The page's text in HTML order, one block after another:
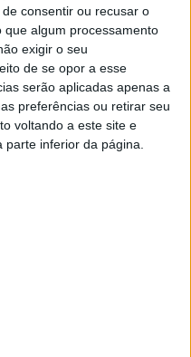
consentir ou recusar o
que algum processamento
exigir o seu
de se opor a esse
serão aplicadas apenas a
preferências ou retirar seu
voltando a este site e
inferior da página.
(Pramac) faz
sobre Marc
‘muito
Oliveira